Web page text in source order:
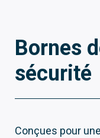
Bornes
sécurité
Conçues pour